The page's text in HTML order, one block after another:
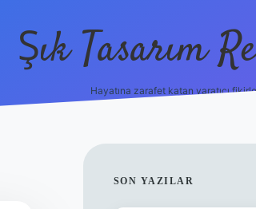
Şık Tasarım
Hayatına zarafet katan yaratıcı
SIDEBAR
SON YAZILAR